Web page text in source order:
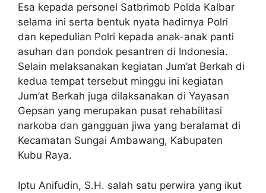
Esa kepada personel Satbrimob Polda Kalbar
selama ini serta bentuk nyata hadirnya Polri
dan kepedulian Polri kepada anak-anak panti
asuhan dan pondok pesantren di Indonesia.
Selain melaksanakan kegiatan Jum’at Berkah di
kedua tempat tersebut minggu ini kegiatan
Jum’at Berkah juga dilaksanakan di Yayasan
Gepsan yang merupakan pusat rehabilitasi
narkoba dan gangguan jiwa yang beralamat di
Kecamatan Sungai Ambawang, Kabupaten
Kubu Raya.
Iptu Anifudin, S.H. salah satu perwira yang ikut